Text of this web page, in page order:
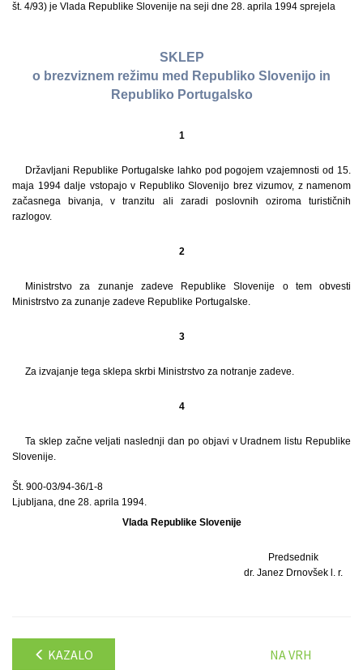
št. 4/93) je Vlada Republike Slovenije na seji dne 28. aprila 1994 sprejela
SKLEP
o brezviznem režimu med Republiko Slovenijo in
Republiko Portugalsko
1
Državljani Republike Portugalske lahko pod pogojem vzajemnosti od 15.
maja 1994 dalje vstopajo v Republiko Slovenijo brez vizumov, z namenom
začasnega bivanja, v tranzitu ali zaradi poslovnih oziroma turističnih
razlogov.
2
Ministrstvo za zunanje zadeve Republike Slovenije o tem obvesti
Ministrstvo za zunanje zadeve Republike Portugalske.
3
Za izvajanje tega sklepa skrbi Ministrstvo za notranje zadeve.
4
Ta sklep začne veljati naslednji dan po objavi v Uradnem listu Republike
Slovenije.
Št. 900-03/94-36/1-8
Ljubljana, dne 28. aprila 1994.
Vlada Republike Slovenije
Predsednik
dr. Janez Drnovšek l. r.
KAZALO NA VRH